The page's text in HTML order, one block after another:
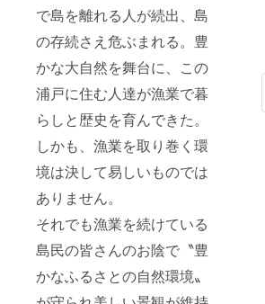
で島を離れる人が続出、島
の存続さえ危ぶまれる。豊
かな大自然を舞台に、この
浦戸に住む人達が漁業で暮
らしと歴史を育んできた。
しかも、漁業を取り巻く環
境は決して易しいものでは
ありません。
それでも漁業を続けている
島民の皆さんのお陰で〝豊
かなふるさとの自然環境〟